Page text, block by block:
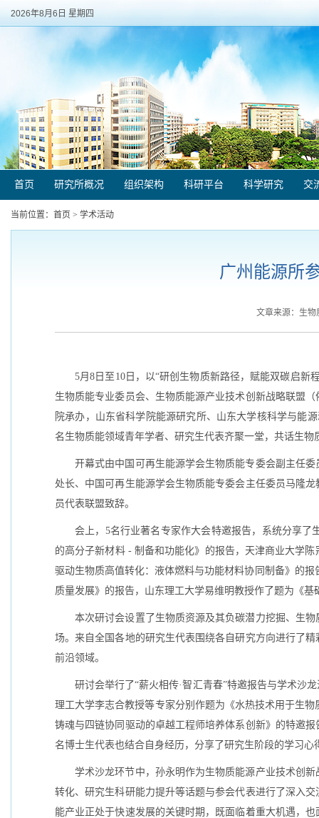
2026年8月6日 星期四
首页 研究所概况 组织架构 科研平台 科学研究 交
当前位置： 首页 > 学术活动
广州能源所
文章来源：生
5月8日至10日，以“研创生物质新路径，赋能双碳启
生物质能专业委员会、生物质能源产业技术创新战略联盟
院承办，山东省科学院能源研究所、山东大学核科学与能
名生物质能领域青年学者、研究生代表齐聚一堂，共话生
开幕式由中国可再生能源学会生物质能专委会副主任
处长、中国可再生能源学会生物质能专委会主任委员马隆
员代表联盟致辞。
会上，5名行业著名专家作大会特邀报告，系统分享
的高分子新材料 - 制备和功能化》的报告，天津商业大学
驱动生物质高值转化：液体燃料与功能材料协同制备》的
质量发展》的报告，山东理工大学易维明教授作了题为《
本次研讨会设置了生物质资源及其负碳潜力挖掘、生
场。来自全国各地的研究生代表围绕各自研究方向进行了
前沿领域。
研讨会举行了“薪火相传·智汇青春”特邀报告与学术沙
理工大学李志合教授等专家分别作题为《水热技术用于生
铸魂与四链协同驱动的卓越工程师培养体系创新》的特邀
名博士生代表也结合自身经历，分享了研究生阶段的学习心
学术沙龙环节中，孙永明作为生物质能源产业技术创
转化、研究生科研能力提升等话题与参会代表进行了深入
能产业正处于快速发展的关键时期，既面临着重大机遇，